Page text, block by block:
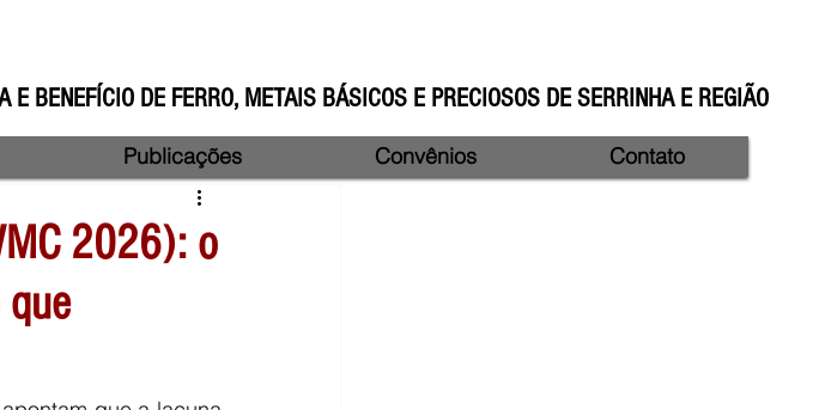
BENEFÍCIO DE FERRO, METAIS BÁSICOS E PRECIOSOS DE SERRINHA E REGIÃO
2026): o
Publicações Convênios Contato